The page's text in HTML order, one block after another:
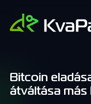
Bitcoin
átváltása más